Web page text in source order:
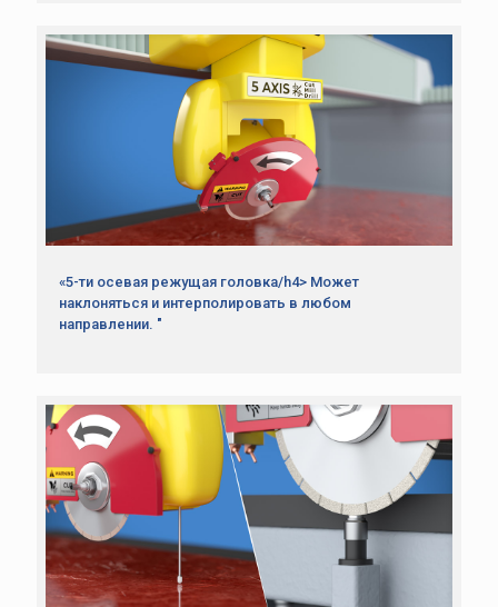
«5-ти осевая режущая головка/h4> Может
наклоняться и интерполировать в любом
направлении. "